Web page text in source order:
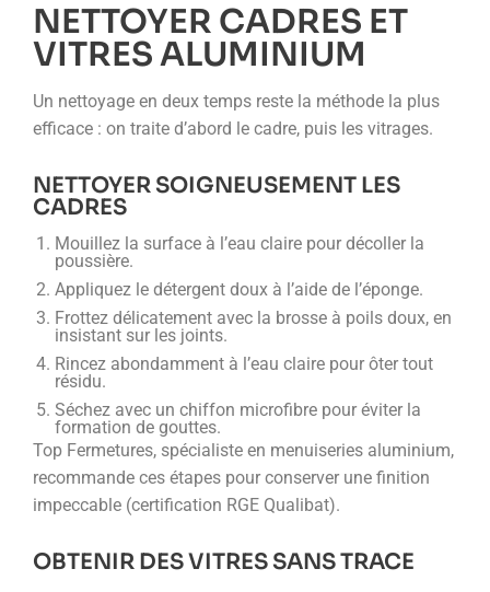
NETTOYER CADRES ET
VITRES ALUMINIUM
Un nettoyage en deux temps reste la méthode la plus
efficace : on traite d’abord le cadre, puis les vitrages.
NETTOYER SOIGNEUSEMENT LES
CADRES
Mouillez la surface à l’eau claire pour décoller la
poussière.
Appliquez le détergent doux à l’aide de l’éponge.
Frottez délicatement avec la brosse à poils doux, en
insistant sur les joints.
Rincez abondamment à l’eau claire pour ôter tout
résidu.
Séchez avec un chiffon microfibre pour éviter la
formation de gouttes.
Top Fermetures, spécialiste en menuiseries aluminium,
recommande ces étapes pour conserver une finition
impeccable (certification RGE Qualibat).
OBTENIR DES VITRES SANS TRACE